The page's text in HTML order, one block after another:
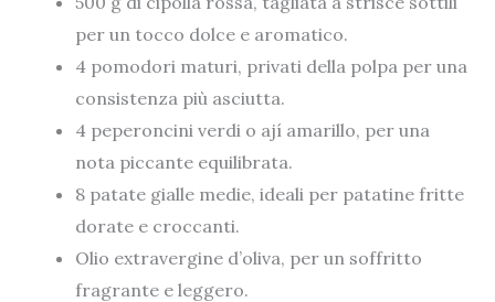
per un tocco dolce e aromatico.
4 pomodori maturi, privati della polpa per una
consistenza più asciutta.
4 peperoncini verdi o ají amarillo, per una
nota piccante equilibrata.
8 patate gialle medie, ideali per patatine fritte
dorate e croccanti.
Olio extravergine d’oliva, per un soffritto
fragrante e leggero.